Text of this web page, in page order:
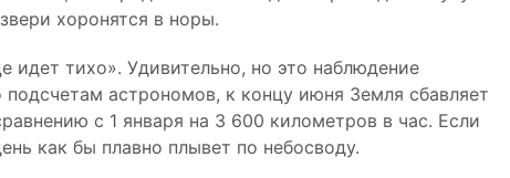
хоронятся в норы.
идет тихо». Удивительно, но это наблюдение
астрономов, к концу июня Земля сбавляет
с 1 января на 3 600 километров в час. Если
как бы плавно плывет по небосводу.